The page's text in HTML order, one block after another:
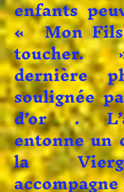
enfants
« Mon
toucher.
dernière
soulignée
d’or .
entonne un
la